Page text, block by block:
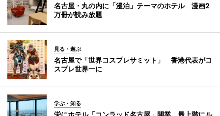
名古屋・丸の内に「漫泊」テーマのホテル 漫画2
万冊が読み放題
見る・遊ぶ
名古屋で「世界コスプレサミット」 香港代表がコ
スプレ世界一に
学ぶ・知る
栄にホテル「コンラッド名古屋」開業 最上階にル